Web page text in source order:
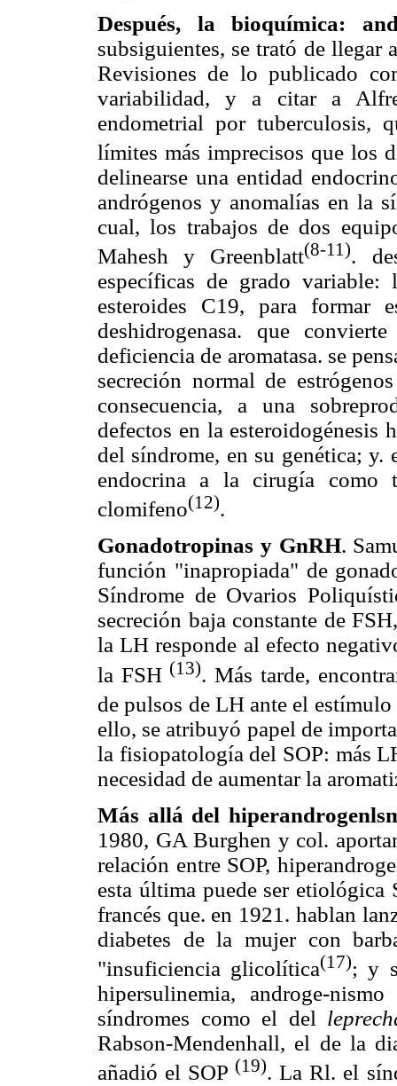
Después, la bioquímica:
subsiguientes, se trató de
Revisiones de lo publicado
variabilidad, y a citar a
endometrial por
límites más imprecisos que los
delinearse una entidad
andrógenos y anomalías en la
cual, los trabajos de dos
Mahesh y Greenblatt(8-11).
específicas de grado variable:
esteroides C19, para formar
deshidrogenasa. que
deficiencia de aromatasa. se
secreción normal de
consecuencia, a una
defectos en la esteroidogénesis
del síndrome, en su genética; y.
endocrina a la cirugía
clomifeno(12).
Gonadotropinas y GnRH.
función "inapropiada" de
Síndrome de Ovarios
secreción baja constante de
la LH responde al efecto
la FSH (13). Más tarde,
de pulsos de LH ante el
ello, se atribuyó papel de
la fisiopatología del SOP: más
necesidad de aumentar la
Más allá del
1980, GA Burghen y col.
relación entre SOP,
esta última puede ser
francés que. en 1921. hablan
diabetes de la mujer con
"insuficiencia glicolítica(17); y
hipersulinemia, androge-
síndromes como el del
Rabson-Mendenhall, el de la
añadió el SOP (19). La Rl. el